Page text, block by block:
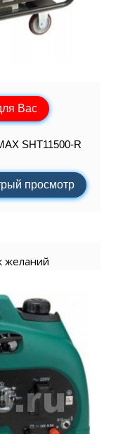
Вас
SHT11500-R
просмотр
желаний